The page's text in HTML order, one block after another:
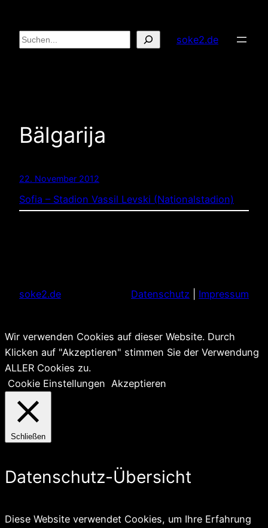
Inhalt
springen
Suchen soke2.de
Bälgarija
22. November 2012
Sofia – Stadion Vassil Levski (Nationalstadion)
soke2.de Datenschutz Impressum
Wir verwenden Cookies auf dieser Website. Durch
Klicken auf "Akzeptieren" stimmen Sie der Verwendung
ALLER Cookies zu.
Cookie Einstellungen Akzeptieren
Schließen
Datenschutz-Übersicht
Diese Website verwendet Cookies, um Ihre Erfahrung